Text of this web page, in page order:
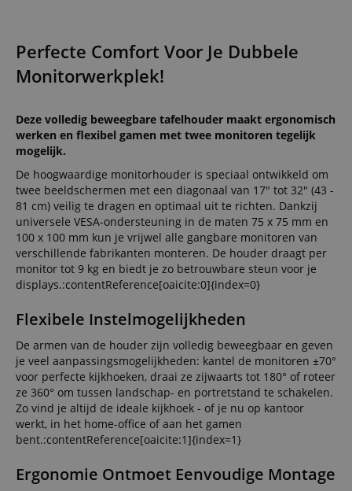
Perfecte Comfort Voor Je Dubbele
Monitorwerkplek!
Deze volledig beweegbare tafelhouder maakt ergonomisch
werken en flexibel gamen met twee monitoren tegelijk
mogelijk.
De hoogwaardige monitorhouder is speciaal ontwikkeld om
twee beeldschermen met een diagonaal van 17" tot 32" (43 -
81 cm) veilig te dragen en optimaal uit te richten. Dankzij
universele VESA-ondersteuning in de maten 75 x 75 mm en
100 x 100 mm kun je vrijwel alle gangbare monitoren van
verschillende fabrikanten monteren. De houder draagt per
monitor tot 9 kg en biedt je zo betrouwbare steun voor je
displays.:contentReference[oaicite:0]{index=0}
Flexibele Instelmogelijkheden
De armen van de houder zijn volledig beweegbaar en geven
je veel aanpassingsmogelijkheden: kantel de monitoren ±70°
voor perfecte kijkhoeken, draai ze zijwaarts tot 180° of roteer
ze 360° om tussen landschap- en portretstand te schakelen.
Zo vind je altijd de ideale kijkhoek - of je nu op kantoor
werkt, in het home-office of aan het gamen
bent.:contentReference[oaicite:1]{index=1}
Ergonomie Ontmoet Eenvoudige Montage